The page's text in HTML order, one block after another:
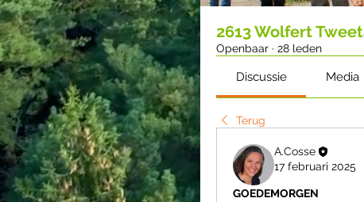
2613 Wolfert
Openbaar · 28 leden
Discussie Media
Terug
A.Cosse
17 februari 2025
GOEDEMORGEN